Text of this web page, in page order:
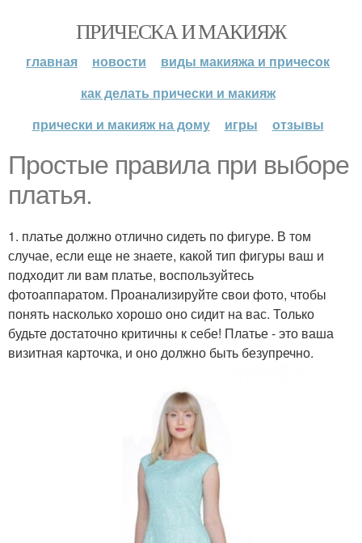
ПРИЧЕСКА И МАКИЯЖ
главная новости
виды макияжа и причесок
как делать прически и макияж
прически и макияж на дому
игры отзывы
Простые правила при выборе
платья.
1. платье должно отлично сидеть по фигуре. В том
случае, если еще не знаете, какой тип фигуры ваш и
подходит ли вам платье, воспользуйтесь
фотоаппаратом. Проанализируйте свои фото, чтобы
понять насколько хорошо оно сидит на вас. Только
будьте достаточно критичны к себе! Платье - это ваша
визитная карточка, и оно должно быть безупречно.